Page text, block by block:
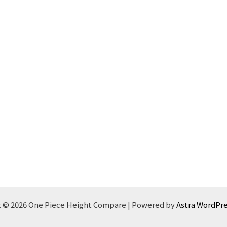
2026 One Piece Height Compare | Powered byAstra